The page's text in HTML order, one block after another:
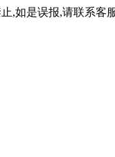
,如是误报,请联系客